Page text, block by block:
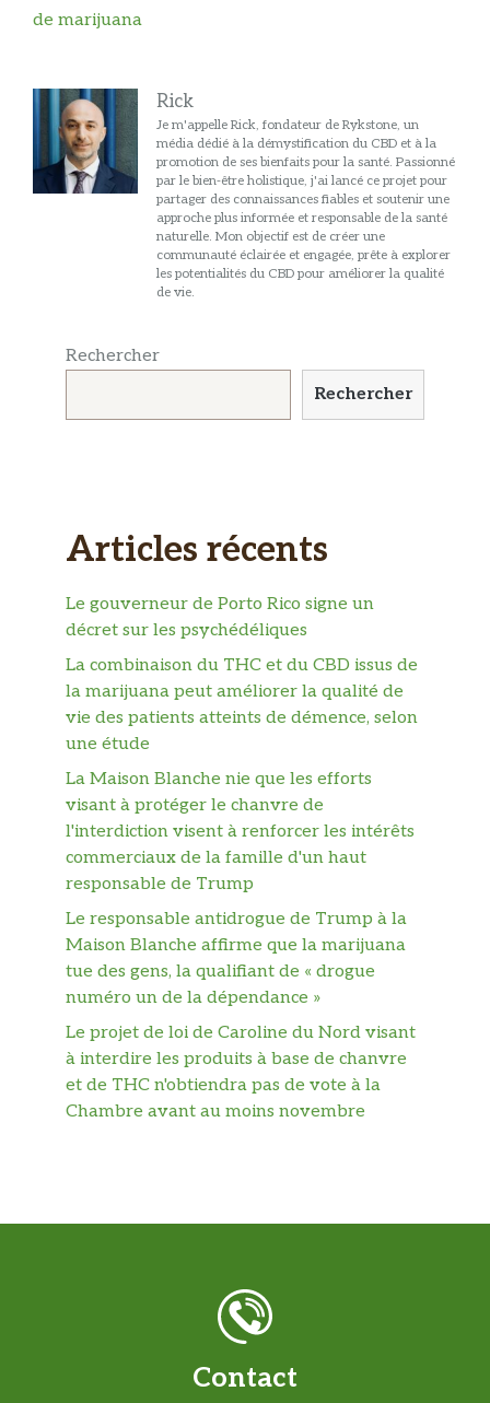
de marijuana
Rick
Je m'appelle Rick, fondateur de Rykstone, un
média dédié à la démystification du CBD et à la
promotion de ses bienfaits pour la santé. Passionné
par le bien-être holistique, j'ai lancé ce projet pour
partager des connaissances fiables et soutenir une
approche plus informée et responsable de la santé
naturelle. Mon objectif est de créer une
communauté éclairée et engagée, prête à explorer
les potentialités du CBD pour améliorer la qualité
de vie.
Rechercher
Rechercher
Articles récents
Le gouverneur de Porto Rico signe un
décret sur les psychédéliques
La combinaison du THC et du CBD issus de
la marijuana peut améliorer la qualité de
vie des patients atteints de démence, selon
une étude
La Maison Blanche nie que les efforts
visant à protéger le chanvre de
l'interdiction visent à renforcer les intérêts
commerciaux de la famille d'un haut
responsable de Trump
Le responsable antidrogue de Trump à la
Maison Blanche affirme que la marijuana
tue des gens, la qualifiant de « drogue
numéro un de la dépendance »
Le projet de loi de Caroline du Nord visant
à interdire les produits à base de chanvre
et de THC n'obtiendra pas de vote à la
Chambre avant au moins novembre
Contact